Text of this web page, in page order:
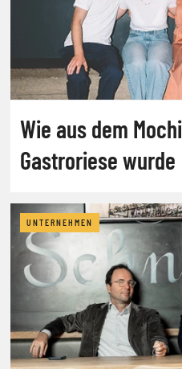
Wie aus dem
Gastroriese wurde
UNTERNEHMEN